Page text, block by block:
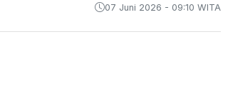
07 Juni 2026 - 09:10 WITA